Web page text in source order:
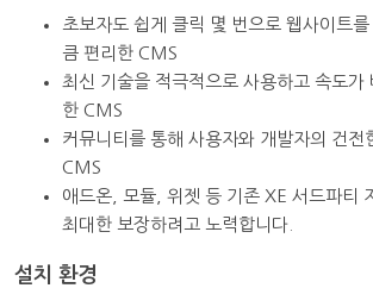
초보자도 쉽게 클릭 몇 번으로 웹사이트
큼 편리한 CMS
최신 기술을 적극적으로 사용하고 속도가
한 CMS
커뮤니티를 통해 사용자와 개발자의 건전
CMS
애드온, 모듈, 위젯 등 기존 XE 서드파티
최대한 보장하려고 노력합니다.
설치 환경